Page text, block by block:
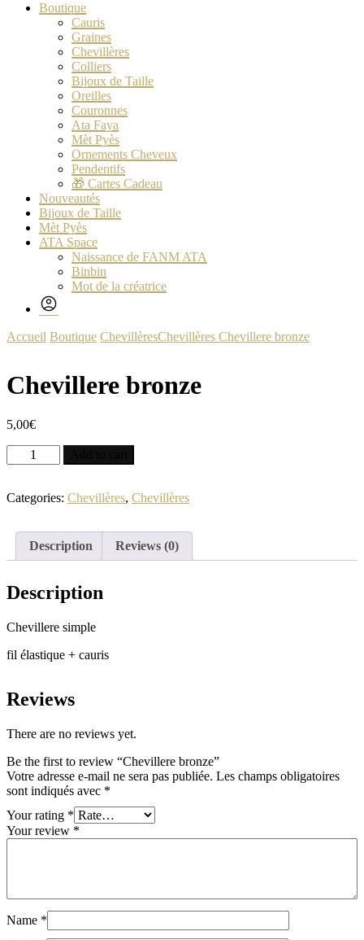
Boutique
Cauris
Graines
Chevillères
Colliers
Bijoux de Taille
Oreilles
Couronnes
Ata Faya
Mèt Pyès
Ornements Cheveux
Pendentifs
🎁 Cartes Cadeau
Nouveautés
Bijoux de Taille
Mèt Pyès
ATA Space
Naissance de FANM ATA
Binbin
Mot de la créatrice
Accueil Boutique ChevillèresChevillères Chevillere bronze
Chevillere bronze
5,00€
Chevillere
bronze
Categories: Chevillères, Chevillères
Description Reviews (0)
Description
Chevillere simple
fil élastique + cauris
Reviews
There are no reviews yet.
Be the first to review “Chevillere bronze”
Votre adresse e-mail ne sera pas publiée. Les champs obligatoires
sont indiqués avec *
Your rating *
Your review *
Name *